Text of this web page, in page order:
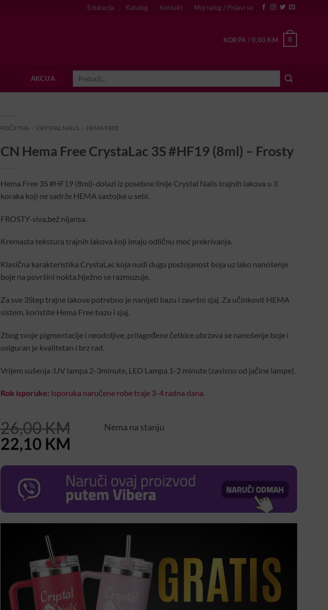
Edukacija Katalog Kontakt Moj nalog / Prijavi se
KORPA /0,00 KM 0
AKCIJA
POČETNA CRYSTAL NAILS HEMA FREE
CN Hema Free CrystaLac 3S #HF19 (8ml) – Frosty
Hema Free 3S #HF19 (8ml)-dolazi iz posebne linije Crystal Nails trajnih lakova u 3
koraka koji ne sadrže HEMA sastojke u sebi.
FROSTY-siva,bež nijansa.
Kremasta tekstura trajnih lakova koji imaju odličnu moć prekrivanja.
Klasična karakteristika CrystaLac koja nudi dugu postojanost boja uz lako nanošenje
boje na površini nokta.Nježno se razmuzuje.
Za sve 3Step trajne lakove potrebno je nanijeti bazu i završni sjaj. Za učinkovit HEMA
sistem, koristite Hema Free bazu i sjaj.
Zbog svoje pigmentacije i neodoljive, prilagođene četkice ubrzava se nanošenje boje i
osiguran je kvalitetan i brz rad.
Vrijem sušenja :UV lampa 2-3minute, LED Lampa 1-2 minute (zavisno od jačine lampe).
Rok isporuke: Isporuka naručene robe traje 3-4 radna dana.
26,00KM
Original
price
was:
26,00 KM.
22,10 KM
is:
22,10 KM.
Nema na stanju